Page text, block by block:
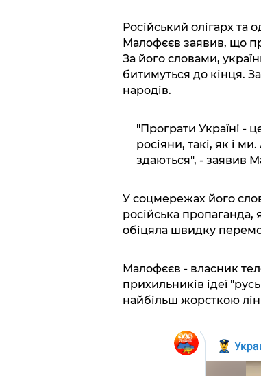
Російський олігарх та
Малофєєв заявив, що
За його словами,
битимуться до кінця.
народів.
"Програти Україні -
росіяни, такі, як і
здаються", - заявив
У соцмережах його
російська пропаганда,
обіцяла швидку
Малофєєв - власник
прихильників ідеї
найбільш жорсткою